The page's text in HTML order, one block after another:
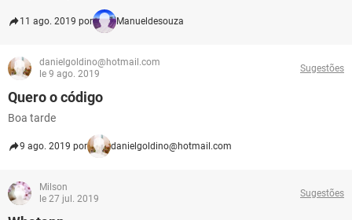
11 ago. 2019 por Manueldesouza
danielgoldino@hotmail.com
le 9 ago. 2019
Sugestões
Quero o código
Boa tarde
9 ago. 2019 por danielgoldino@hotmail.com
Milson
le 27 jul. 2019
Sugestões